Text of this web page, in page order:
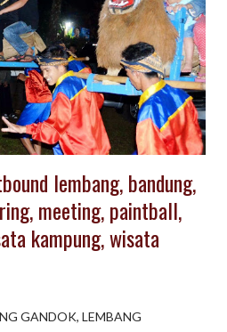
PROGRAM PRA PENSIUN DI
Program Kunjungan bersama
pra-pensiun adalah langkah
pensiun. Berikut beberapa
dan UMKM yang ada di Lembang
lembang, bandung,
meeting, paintball,
kampung, wisata
GANDOK, LEMBANG